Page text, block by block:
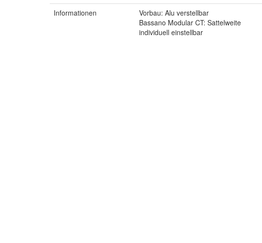
Informationen
Vorbau: Alu verstellbar
Bassano Modular CT: Sattelweite
individuell einstellbar